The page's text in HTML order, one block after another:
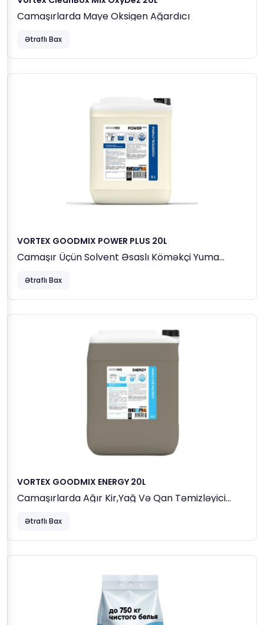
Camaşırlarda Maye Oksigen Ağardıcı
Ətraflı Bax
VORTEX GOODMIX POWER PLUS 20L
Camaşır Üçün Solvent Əsaslı Köməkçi Yuma
Ətraflı Bax
VORTEX GOODMIX ENERGY 20L
Camaşırlarda Ağır Kir,yağ Və Qan Təmizləyici
Ətraflı Bax